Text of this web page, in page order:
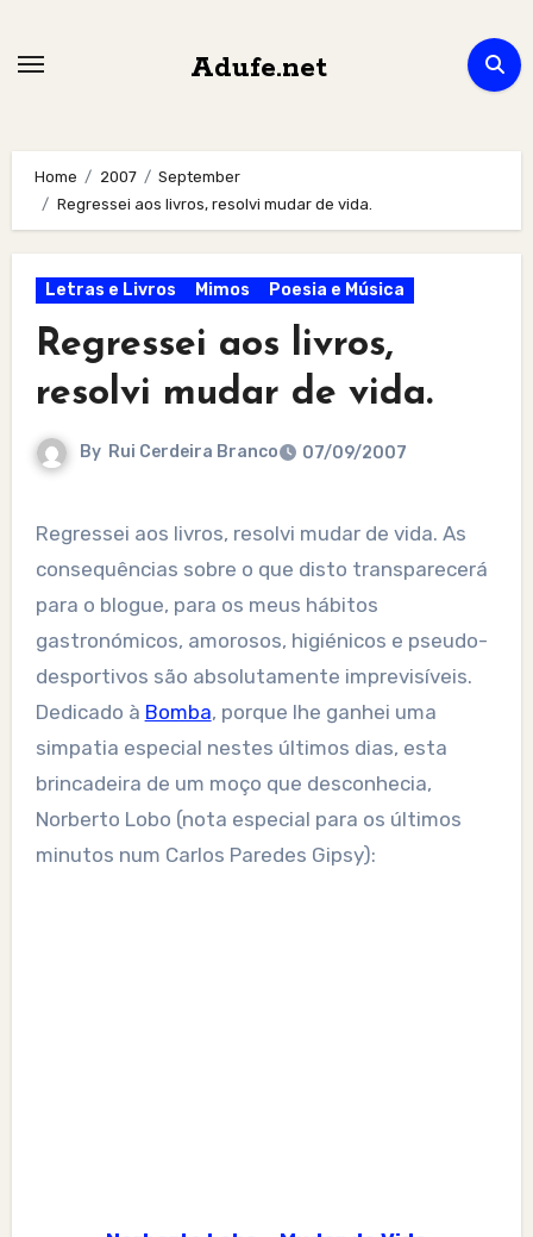
Adufe.net
Home 2007
September
Regressei aos livros, resolvi mudar de vida.
Letras e Livros Mimos Poesia e Música
Regressei aos livros,
resolvi mudar de vida.
By Rui Cerdeira Branco 07/09/2007
Regressei aos livros, resolvi mudar de vida. As
consequências sobre o que disto transparecerá
para o blogue, para os meus hábitos
gastronómicos, amorosos, higiénicos e pseudo-
desportivos são absolutamente imprevisíveis.
Dedicado à Bomba, porque lhe ganhei uma
simpatia especial nestes últimos dias, esta
brincadeira de um moço que desconhecia,
Norberto Lobo (nota especial para os últimos
minutos num Carlos Paredes Gipsy):